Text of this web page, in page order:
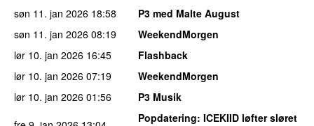
søn 11. jan 2026 18:58
P3 med Malte August
søn 11. jan 2026 08:19
WeekendMorgen
lør 10. jan 2026 16:45
Flashback
lør 10. jan 2026 07:19
WeekendMorgen
lør 10. jan 2026 01:56
P3 Musik
Popdatering: ICEKIID løfter sløret